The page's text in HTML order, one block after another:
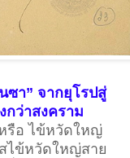
ซา” จากยุโรปสู่
กว่าสงคราม
อ ไข้หวัดใหญ่
สไข้หวัดใหญ่สาย